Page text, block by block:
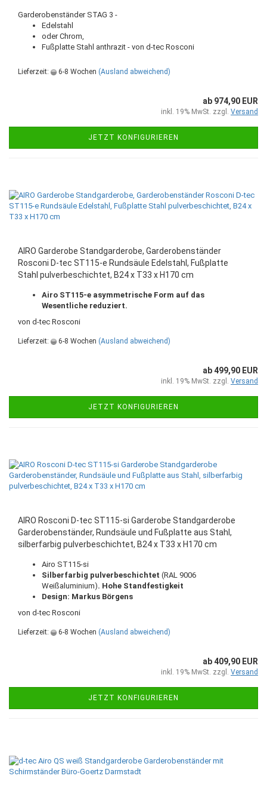
Garderobenständer STAG 3 -
Edelstahl
oder Chrom,
Fußplatte Stahl anthrazit - von d-tec Rosconi
Lieferzeit: 6-8 Wochen (Ausland abweichend)
ab 974,90 EUR
inkl. 19% MwSt. zzgl. Versand
JETZT KONFIGURIEREN
AIRO Garderobe Standgarderobe, Garderobenständer
Rosconi D-tec ST115-e Rundsäule Edelstahl, Fußplatte
Stahl pulverbeschichtet, B24 x T33 x H170 cm
Airo ST115-e asymmetrische Form auf das
Wesentliche reduziert.
von d-tec Rosconi
Lieferzeit: 6-8 Wochen (Ausland abweichend)
ab 499,90 EUR
inkl. 19% MwSt. zzgl. Versand
JETZT KONFIGURIEREN
AIRO Rosconi D-tec ST115-si Garderobe Standgarderobe
Garderobenständer, Rundsäule und Fußplatte aus Stahl,
silberfarbig pulverbeschichtet, B24 x T33 x H170 cm
Airo ST115-si
Silberfarbig pulverbeschichtet (RAL 9006
Weißaluminium). Hohe Standfestigkeit
Design: Markus Börgens
von d-tec Rosconi
Lieferzeit: 6-8 Wochen (Ausland abweichend)
ab 409,90 EUR
inkl. 19% MwSt. zzgl. Versand
JETZT KONFIGURIEREN